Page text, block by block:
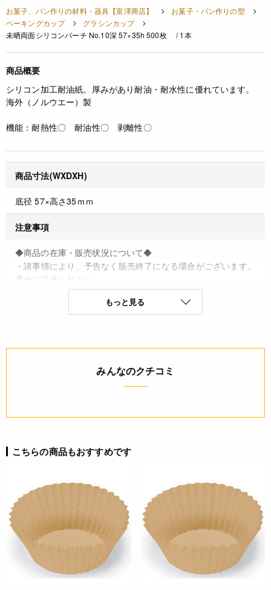
お菓子、パン作りの材料・器具【富澤商店】
お菓子・パン作りの型
ベーキングカップ
グラシンカップ
未晒両面シリコンパーチ No.10深 57×35h 500枚 / 1本
商品概要
シリコン加工耐油紙。厚みがあり耐油・耐水性に優れています。
海外（ノルウエー）製
機能：耐熱性〇 耐油性〇 剥離性〇
商品寸法(WXDXH)
底径 57×高さ35ｍｍ
注意事項
◆商品の在庫・販売状況について◆
・諸事情により、予告なく販売終了になる場合がございます。
予めご了承ください。
・当サイトに掲載されている商品は、ご購入可能な状態にあっ
ても必ずしも在庫を保証するものではありません。予めご了承
詳細
◆材質：両面シリコン未晒耐油紙
もっと見る
みんなのクチコミ
こちらの商品もおすすめです